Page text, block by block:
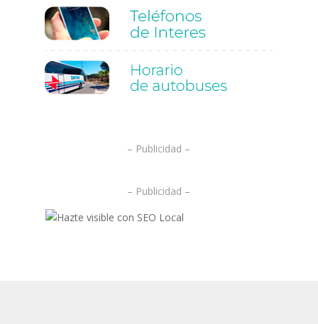
– Publicidad –
– Publicidad –